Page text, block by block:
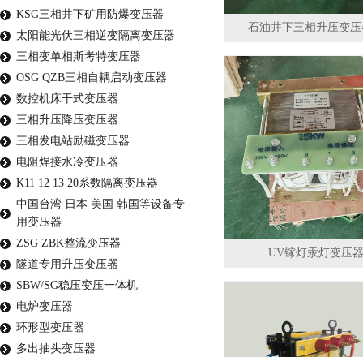
石油井下三相升压变压
UV镓灯汞灯变压器
KSG三相井下矿用防爆变压器
太阳能光伏三相逆变隔离变压器
三相变单相斯考特变压器
OSG QZB三相自耦启动变压器
数控机床干式变压器
三相升压降压变压器
三相发电站励磁变压器
电阻焊接水冷变压器
K11 12 13 20系数隔离变压器
中国台湾 日本 美国 韩国等设备专
用变压器
ZSG ZBK整流变压器
隧道专用升压变压器
SBW/SG稳压变压一体机
电炉变压器
环形型变压器
多出抽头变压器